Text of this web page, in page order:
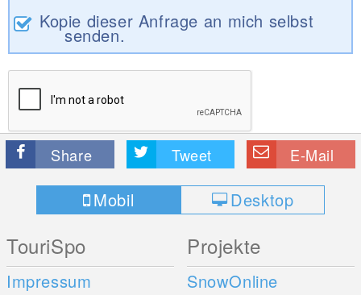
Kopie dieser Anfrage an mich selbst
senden.
Share Tweet E-Mail
Mobil Desktop
TouriSpo
Impressum
Projekte
SnowOnline